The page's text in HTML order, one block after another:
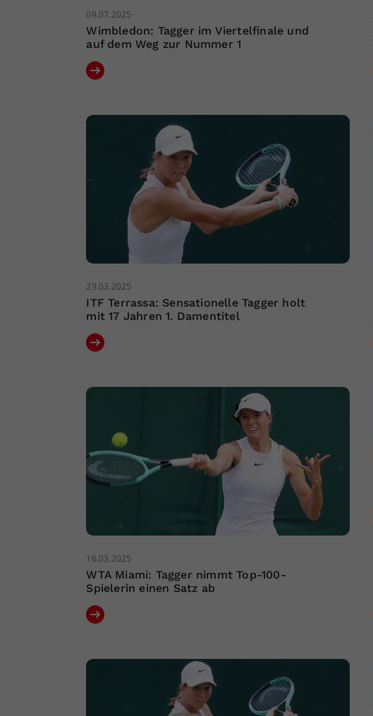
09.07.2025
Wimbledon: Tagger im Viertelfinale und
auf dem Weg zur Nummer 1
29.03.2025
ITF Terrassa: Sensationelle Tagger holt
mit 17 Jahren 1. Damentitel
16.03.2025
WTA Miami: Tagger nimmt Top-100-
Spielerin einen Satz ab